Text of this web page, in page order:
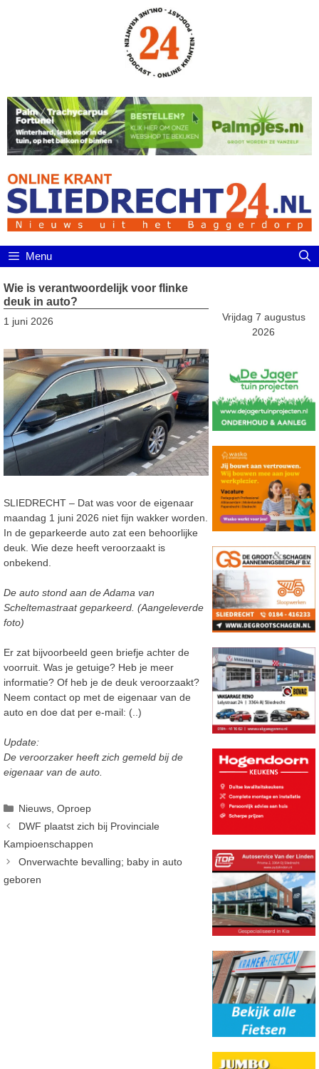
Menu
Wie is verantwoordelijk voor flinke
deuk in auto?
1 juni 2026
SLIEDRECHT – Dat was voor de eigenaar
maandag 1 juni 2026 niet fijn wakker worden.
In de geparkeerde auto zat een behoorlijke
deuk. Wie deze heeft veroorzaakt is
onbekend.
De auto stond aan de Adama van
Scheltemastraat geparkeerd. (Aangeleverde
foto)
Er zat bijvoorbeeld geen briefje achter de
voorruit. Was je getuige? Heb je meer
informatie? Of heb je de deuk veroorzaakt?
Neem contact op met de eigenaar van de
auto en doe dat per e-mail: (..)
Update:
De veroorzaker heeft zich gemeld bij de
eigenaar van de auto.
Categorieën
Nieuws ,Oproep
DWF plaatst zich bij Provinciale
Kampioenschappen
Onverwachte bevalling; baby in auto
geboren
Vrijdag 7 augustus
2026